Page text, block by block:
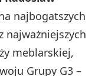
najbogatszych
najważniejszych
meblarskiej,
Grupy G3 –